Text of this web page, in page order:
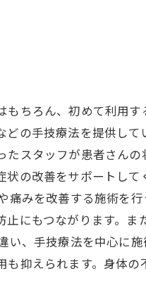
ちろん、初めて利用
の手技療法を提供し
スタッフが患者さん
状の改善をサポートし
痛みを改善する施術を
にもつながります。
い、手技療法を中心に
抑えられます。身体